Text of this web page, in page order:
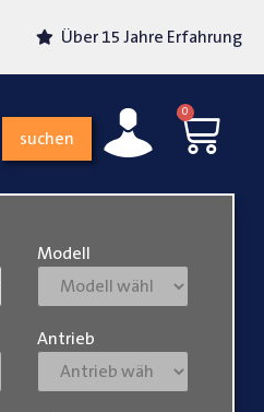
Über 15 Jahre Erfahrung
suchen
0
Modell
Antrieb